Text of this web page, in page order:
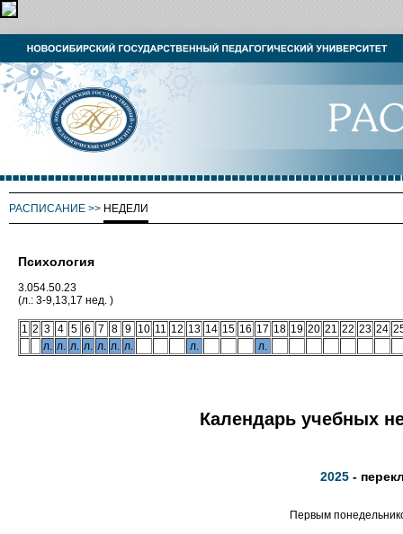
РАСПИСАНИЕ >> НЕДЕЛИ
Психология
3.054.50.23
(л.: 3-9,13,17 нед. )
1 2 3 4 5 6 7 8 9 10 11 12 13 14 15 16 17 18 19 20 21 22 23 24
л. л. л. л. л. л. л. л. л.
Календарь учебных
2025 -
Первым